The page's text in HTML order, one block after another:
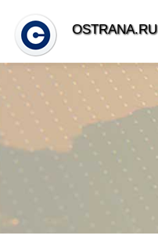
OSTRANA.RU